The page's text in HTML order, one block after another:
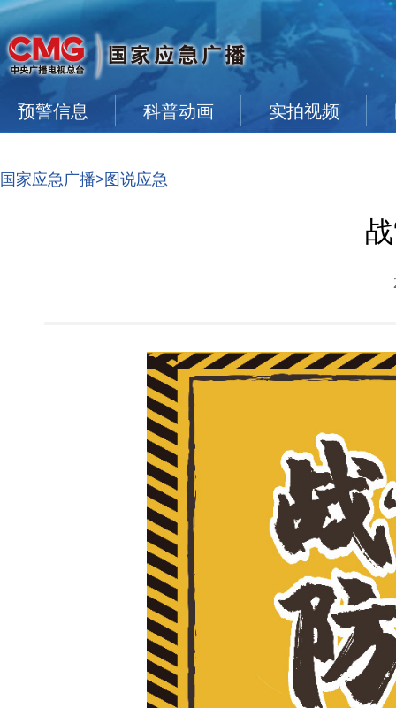
预警信息 科普动画 实拍视频
国家应急广播>图说应急